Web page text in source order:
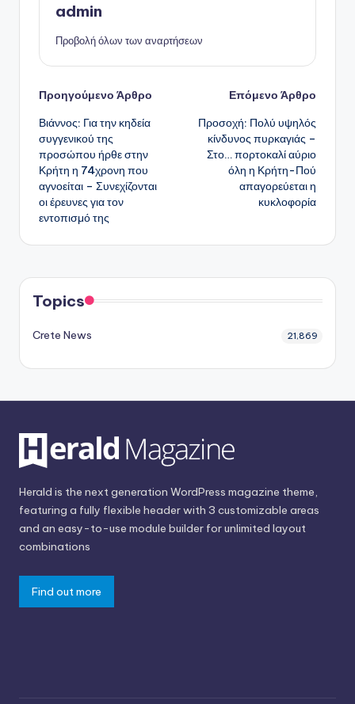
admin
Προβολή όλων των αναρτήσεων
Πλοήγηση
δημοσιεύσεων
Προηγούμενο Άρθρο
Βιάννος: Για την κηδεία
συγγενικού της
προσώπου ήρθε στην
Κρήτη η 74χρονη που
αγνοείται – Συνεχίζονται
οι έρευνες για τον
εντοπισμό της
Επόμενο Άρθρο
Προσοχή: Πολύ υψηλός
κίνδυνος πυρκαγιάς –
Στο… πορτοκαλί αύριο
όλη η Κρήτη-Πού
απαγορεύεται η
κυκλοφορία
Topics
Crete News 21,869
Herald is the next generation WordPress magazine theme,
featuring a fully flexible header with 3 customizable areas
and an easy-to-use module builder for unlimited layout
combinations
Find out more